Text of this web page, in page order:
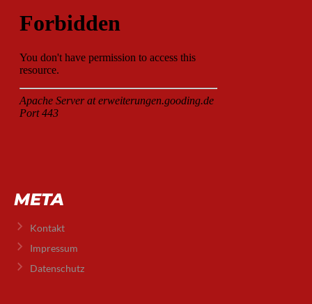
META
Kontakt
Impressum
Datenschutz